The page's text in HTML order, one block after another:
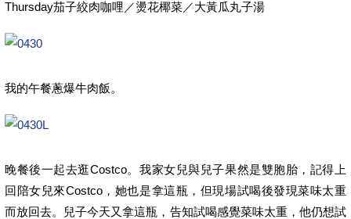
Thursday茄子絞肉咖哩／燙花椰菜／大黃瓜丸子湯
我的午餐蔥爆牛肉飯。
晚餐後一起去逛Costco。我家女兒與兒子果然是雙胞胎，記得上
回陪女兒來Costco，她也是拿這瓶，但現場試喝後發現菜味太重
而放回去。兒子今天又拿這瓶，告知試喝感覺菜味太重，他仍想試